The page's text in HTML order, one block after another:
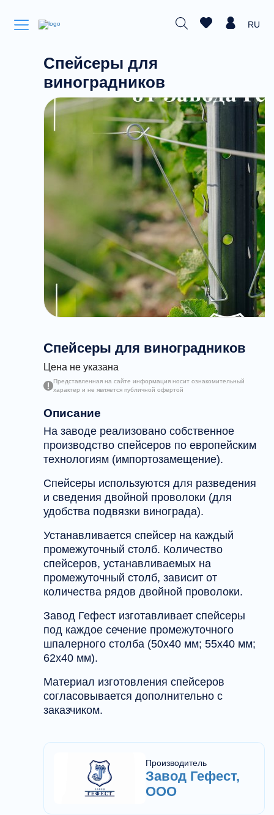
RU
Спейсеры для
виноградников
Спейсеры для виноградников
Цена не указана
Представленная на сайте информация носит ознакомительный
характер и не является публичной офертой
Описание
На заводе реализовано собственное
производство спейсеров по европейским
технологиям (импортозамещение).
Спейсеры используются для разведения
и сведения двойной проволоки (для
удобства подвязки винограда).
Устанавливается спейсер на каждый
промежуточный столб. Количество
спейсеров, устанавливаемых на
промежуточный столб, зависит от
количества рядов двойной проволоки.
Завод Гефест изготавливает спейсеры
под каждое сечение промежуточного
шпалерного столба (50х40 мм; 55х40 мм;
62х40 мм).
Материал изготовления спейсеров
согласовывается дополнительно с
заказчиком.
Производитель
Завод Гефест,
ООО